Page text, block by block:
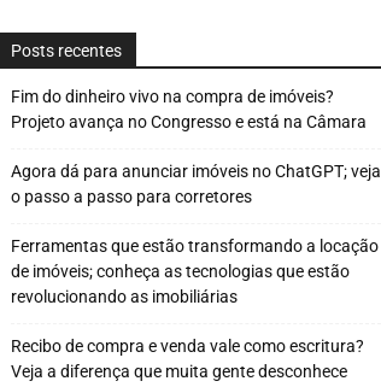
Posts recentes
Fim do dinheiro vivo na compra de imóveis?
Projeto avança no Congresso e está na Câmara
Agora dá para anunciar imóveis no ChatGPT; veja
o passo a passo para corretores
Ferramentas que estão transformando a locação
de imóveis; conheça as tecnologias que estão
revolucionando as imobiliárias
Recibo de compra e venda vale como escritura?
Veja a diferença que muita gente desconhece